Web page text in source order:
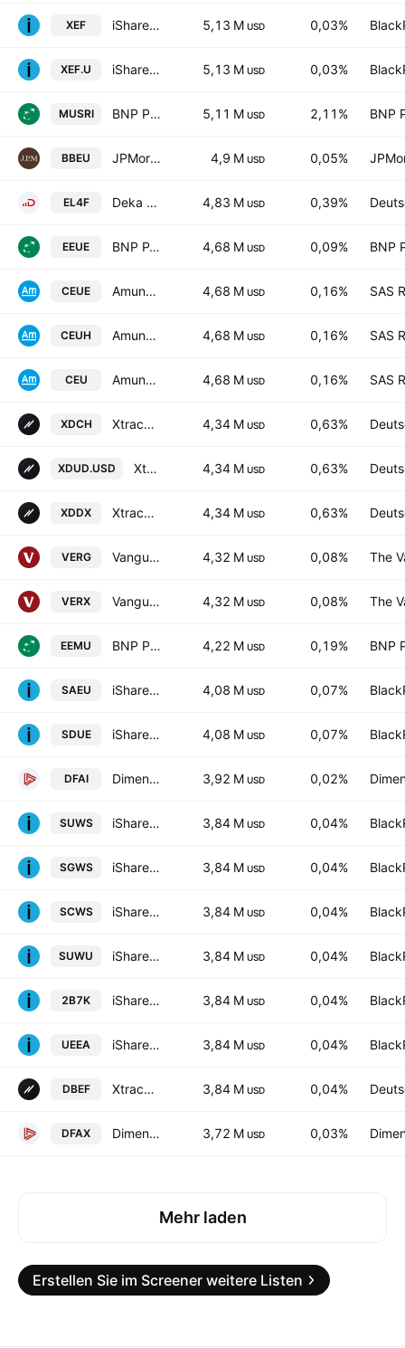
XEF iShares Core MSCI EAFE IMI Index ETF 5,13 M USD 0,03%
XEF.U iShares Core MSCI EAFE IMI Index ETF Trust Units 5,13 M USD 0,03%
MUSRI BNP Paribas Easy SICAV - MSCI EMU SRI PAB -UCITS ETF- Capitalisation 5,11 M USD 2,11% BNP
BBEU JPMorgan BetaBuilders Europe ETF 4,9 M USD 0,05%
EL4F Deka DAX ausschuettend UCITS ETF 4,83 M USD 0,39%
EEUE BNP PARIBAS EASY - MSCI Europe Min TE Ucits ETF Capitalisation 4,68 M USD 0,09% BNP
CEUE Amundi MSCI Europe ESG Broad Transition -ETF DR- Distribution 4,68 M USD 0,16% SAS
CEUH Amundi MSCI Europe ESG Broad Transition Shs -UCITS ETF Hedged- Capitalisation 4,68 M USD 0,16% SAS
CEU Amundi MSCI Europe ESG Broad Transition UCITS ETF EUR C- Capitalisation 4,68 M USD 0,16% SAS
XDCH Xtrackers DAX ESG Screened UCITS ETF 4C CHF Hedged 4,34 M USD 0,63%
XDUD.USD Xtrackers DAX ESG Screened UCITS ETF 2C USD Hedged 4,34 M USD 0,63%
XDDX Xtrackers DAX ESG Screened UCITS ETF 1D 4,34 M USD 0,63%
VERG Vanguard FTSE Developed Europe ex UK UCITS ETF AccumEUR 4,32 M USD 0,08% The
VERX Vanguard FTSE Developed Europe ex UK UCITS ETF 4,32 M USD 0,08% The
EEMU BNP Paribas Easy MSCI EMU ESG Filtered Min TE UCITS ETF Capitalisation 4,22 M USD 0,19% BNP
SAEU iShares IV PLC - iShares MSCI Europe Screened UCITS ETF AccumEUR 4,08 M USD 0,07%
SDUE iShares IV PLC - iShares MSCI Europe Screened UCITS ETF EUR 4,08 M USD 0,07%
DFAI Dimensional International Core Equity Market ETF 3,92 M USD 0,02%
SUWS iShares MSCI World SRI UCITS ETF 3,84 M USD 0,04%
SGWS iShares MSCI World SRI UCITS ETF Hedged GBP 3,84 M USD 0,04%
SCWS iShares MSCI World SRI UCITS ETF Hedged CHF 3,84 M USD 0,04%
SUWU iShares MSCI World SRI UCITS ETF Hedged USD 3,84 M USD 0,04%
2B7K iShares MSCI World SRI UCITS ETF 3,84 M USD 0,04%
UEEA iShares MSCI World SRI UCITS ETF Hedged EUR 3,84 M USD 0,04%
DBEF Xtrackers MSCI EAFE Hedged Equity ETF 3,84 M USD 0,04%
DFAX Dimensional World ex U.S. Core Equity 2 ETF 3,72 M USD 0,03%
Mehr laden
Erstellen Sie im Screener weitere Listen